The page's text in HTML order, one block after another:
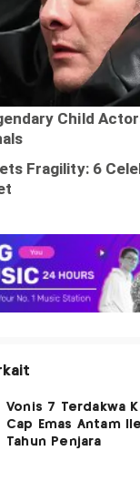
Vonis 7 Terdakwa
Cap Emas Antam
Tahun Penjara